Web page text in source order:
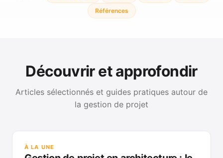
Références
Découvrir et approfondir
Articles sélectionnés et guides pratiques autour de
la gestion de projet
À LA UNE